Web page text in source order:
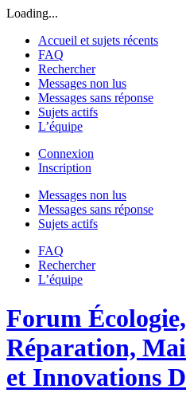
Loading...
Accueil et sujets récents
FAQ
Rechercher
Messages non lus
Messages sans réponse
Sujets actifs
L’équipe
Connexion
Inscription
Messages non lus
Messages sans réponse
Sujets actifs
FAQ
Rechercher
L’équipe
Forum
Réparation,
et Innovations